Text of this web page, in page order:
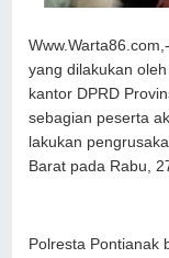
yang dilakukan
kantor DPRD
sebagian peserta
lakukan
Barat pada Rabu,
Polresta Pontianak